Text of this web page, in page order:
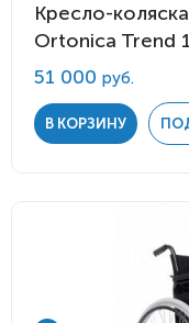
Кресло-
Ortonica Trend
51 000 руб.
В КОРЗИНУ